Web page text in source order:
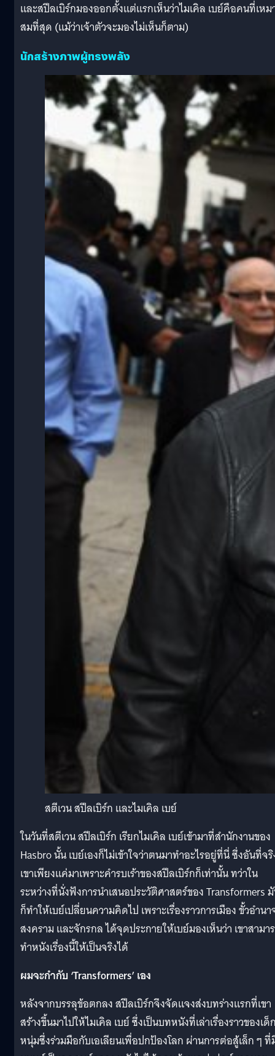
และสปีลเบิร์กมองออกตั้งแต่แรกเห็นว่าไมเคิล เบย์คือคนที่เหม
สมที่สุด (แม้ว่าเจ้าตัวจะมองไม่เห็นก็ตาม)
นักสร้างภาพผู้ทรงพลัง
สตีเวน สปีลเบิร์ก และไมเคิล เบย์
ในวันที่สตีเวน สปีลเบิร์ก เรียกไมเคิล เบย์เข้ามาที่สำนักงานของ
Hasbro นั้น เบย์เองก็ไม่เข้าใจว่าตนมาทำอะไรอยู่ที่นี่ ซึ่งอันที่จ
เขาเพียงแค่มาเพราะคำรบเร้าของสปีลเบิร์กก็เท่านั้น ทว่าใน
ระหว่างที่นั่งฟังการนำเสนอประวัติศาสตร์ของ Transformers
ก็ทำให้เบย์เปลี่ยนความคิดไป เพราะเรื่องราวการเมือง ขั้วอำน
สงคราม และจักรกล ได้จุดประกายให้เบย์มองเห็นว่า เขาสามา
ทำหนังเรื่องนี้ให้เป็นจริงได้
ผมจะกำกับ ‘Transformers’ เอง
หลังจากบรรลุข้อตกลง สปีลเบิร์กจึงจัดแจงส่งบทร่างแรกที่เขา
สร้างขึ้นมาไปให้ไมเคิล เบย์ ซึ่งเป็นบทหนังที่เล่าเรื่องราวของเด็
หนุ่มซึ่งร่วมมือกับเอเลียนเพื่อปกป้องโลก ผ่านการต่อสู้เล็ก ๆ ที่